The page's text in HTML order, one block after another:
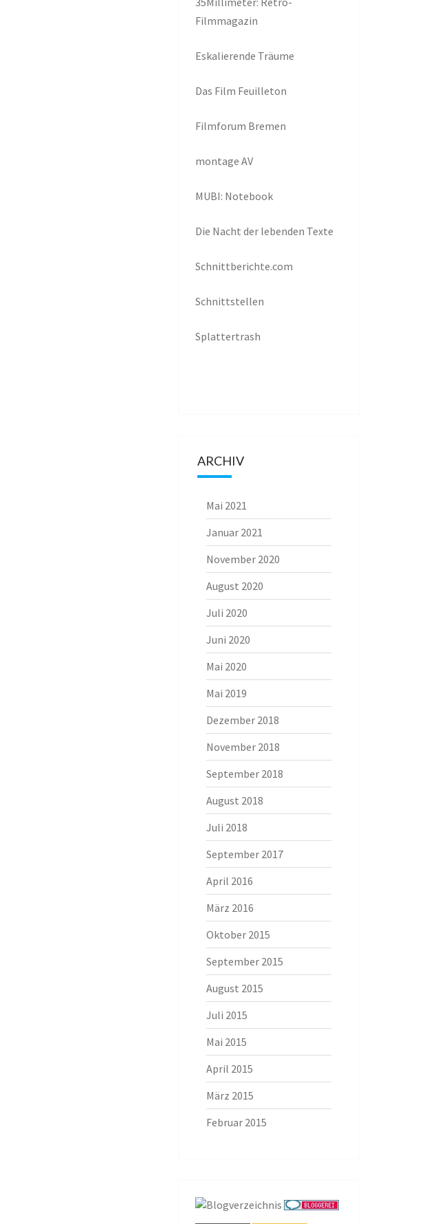
Filmmagazin
Eskalierende Träume
Das Film Feuilleton
Filmforum Bremen
montage AV
MUBI: Notebook
Die Nacht der lebenden Texte
Schnittberichte.com
Schnittstellen
Splattertrash
ARCHIV
Mai 2021
Januar 2021
November 2020
August 2020
Juli 2020
Juni 2020
Mai 2020
Mai 2019
Dezember 2018
November 2018
September 2018
August 2018
Juli 2018
September 2017
April 2016
März 2016
Oktober 2015
September 2015
August 2015
Juli 2015
Mai 2015
April 2015
März 2015
Februar 2015